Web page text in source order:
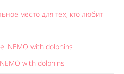
место для тех, кто любит
with dolphins